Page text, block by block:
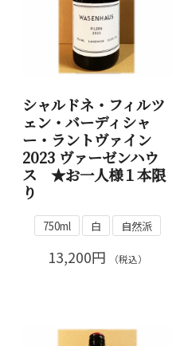
シャルドネ・フィルツ
ェン・バーディシャ
ー・ラントヴァイン
2023 ヴァーゼンハウ
ス ★お一人様１本限
り
750ml 白 自然派
13,200円 （税込）